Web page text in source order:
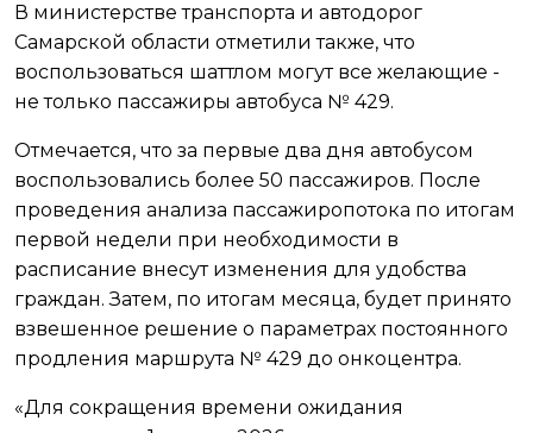
В министерстве транспорта и автодорог
Самарской области отметили также, что
воспользоваться шаттлом могут все желающие -
не только пассажиры автобуса № 429.
Отмечается, что за первые два дня автобусом
воспользовались более 50 пассажиров. После
проведения анализа пассажиропотока по итогам
первой недели при необходимости в
расписание внесут изменения для удобства
граждан. Затем, по итогам месяца, будет принято
взвешенное решение о параметрах постоянного
продления маршрута № 429 до онкоцентра.
«Для сокращения времени ожидания